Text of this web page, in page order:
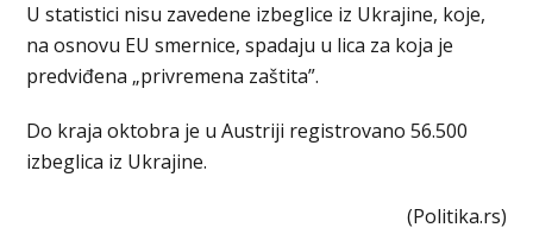
U statistici nisu zavedene izbeglice iz Ukrajine, koje,
na osnovu EU smernice, spadaju u lica za koja je
predviđena „privremena zaštita”.
Do kraja oktobra je u Austriji registrovano 56.500
izbeglica iz Ukrajine.
(Politika.rs)